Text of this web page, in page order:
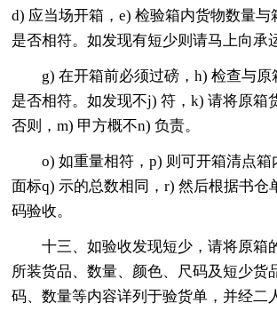
d) 应当场开箱，e) 检验箱内货物数量与
是否相符。如发现有短少则请马上向承
g) 在开箱前必须过磅，h) 检查与
是否相符。如发现不j) 符，k) 请将原箱
否则，m) 甲方概不n) 负责。
o) 如重量相符，p) 则可开箱清点箱
面标q) 示的总数相同，r) 然后根据书仓
码验收。
十三、如验收发现短少，请将原箱
所装货品、数量、颜色、尺码及短少货
码、数量等内容详列于验货单，并经二